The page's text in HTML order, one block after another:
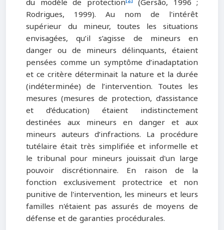
Rodrigues, 1999). Au nom de l'intérêt
supérieur du mineur, toutes les situations
envisagées, qu’il s’agisse de mineurs en
danger ou de mineurs délinquants, étaient
pensées comme un symptôme d’inadaptation
et ce critère déterminait la nature et la durée
(indéterminée) de l’intervention. Toutes les
mesures (mesures de protection, d’assistance
et d’éducation) étaient indistinctement
destinées aux mineurs en danger et aux
mineurs auteurs d’infractions. La procédure
tutélaire était très simplifiée et informelle et
le tribunal pour mineurs jouissait d'un large
pouvoir discrétionnaire. En raison de la
fonction exclusivement protectrice et non
punitive de l'intervention, les mineurs et leurs
familles n'étaient pas assurés de moyens de
défense et de garanties procédurales.